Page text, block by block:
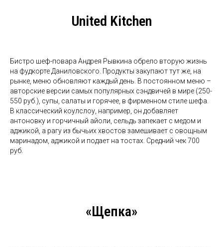
United Kitchen
Бистро шеф-повара Андрея Рывкина обрело вторую жизнь
на фудкорте Даниловского. Продукты закупают тут же, на
рынке, меню обновляют каждый день. В постоянном меню –
авторские версии самых популярных сэндвичей в мире (250-
550 руб.), супы, салаты и горячее, в фирменном стиле шефа.
В классический коулслоу, например, он добавляет
антоновку и горчичный айоли, сельдь запекает с медом и
аджикой, а рагу из бычьих хвостов замешивает с овощным
маринадом, аджикой и подает на тостах. Средний чек 700
руб.
«Щепка»